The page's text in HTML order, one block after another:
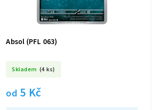
Absol (PFL 063)
Skladem (4 ks)
od 5 Kč